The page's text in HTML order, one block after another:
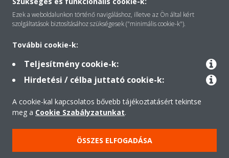
Megoldások
Kapcsolat
Termékek
Minden jog fenntartva © Daikin
Jogi nyilatkozat
Cookie-süti- nyilatkozat
Ezek a weboldalunkon történő navigáláshoz, illetve az Ön által kért
szolgáltatások biztosításához szükségesek ("minimális cookie-k").
További cookie-k:
Teljesítmény cookie-k:
Hirdetési / célba juttató cookie-k:
A cookie-kal kapcsolatos bővebb tájékoztatásért tekintse
meg a Cookie Szabályzatunkat.
ÖSSZES ELFOGADÁSA